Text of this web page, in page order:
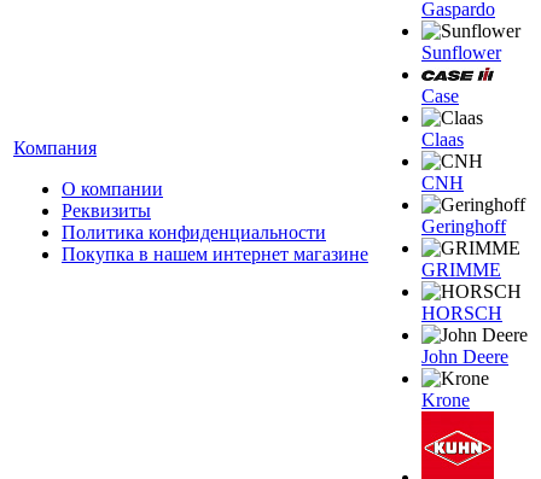
Компания
О компании
Реквизиты
Политика конфиденциальности
Покупка в нашем интернет магазине
Gaspardo
Sunflower
Case
Claas
CNH
Geringhoff
GRIMME
HORSCH
John Deere
Krone